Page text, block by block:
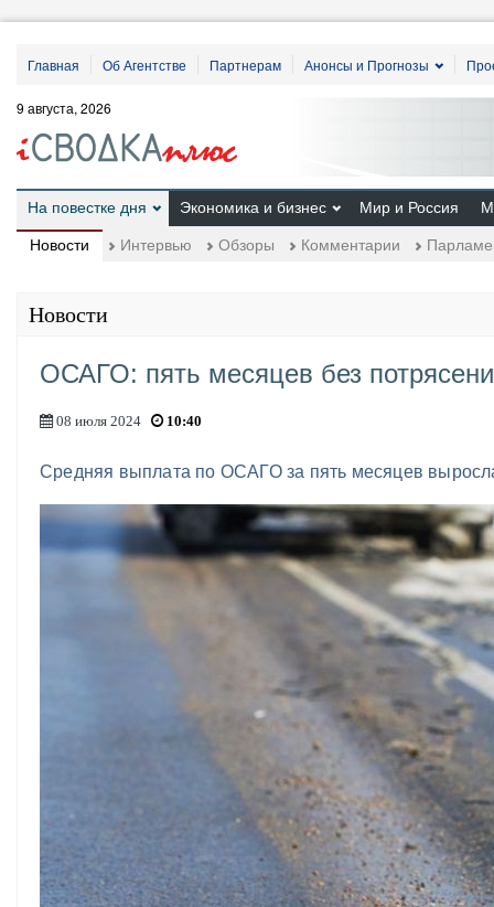
Главная Об Агентстве Партнерам Анонсы и Прогнозы
9 августа, 2026
На повестке дня
Новости Интервью Обзоры Комментарии
Экономика и бизнес Мир и Россия
Новости
ОСАГО: пять месяцев без
08 июля 2024 10:40
Средняя выплата по ОСАГО за пять месяцев